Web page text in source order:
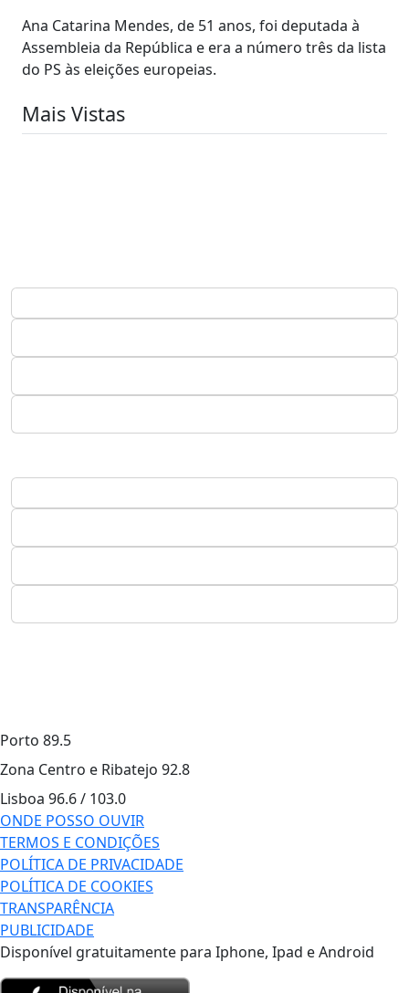
Ana Catarina Mendes, de 51 anos, foi deputada à
Assembleia da República e era a número três da lista
do PS às eleições europeias.
Mais Vistas
Porto 89.5
Zona Centro e Ribatejo 92.8
Lisboa 96.6 / 103.0
ONDE POSSO OUVIR
TERMOS E CONDIÇÕES
POLÍTICA DE PRIVACIDADE
POLÍTICA DE COOKIES
TRANSPARÊNCIA
PUBLICIDADE
Disponível gratuitamente para Iphone, Ipad e Android